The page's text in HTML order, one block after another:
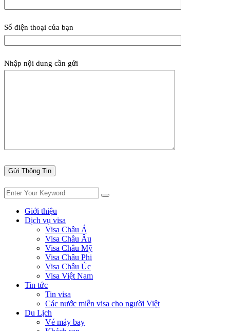
Số điện thoại của bạn
Nhập nội dung cần gửi
Giới thiệu
Dịch vụ visa
Visa Châu Á
Visa Châu Âu
Visa Châu Mỹ
Visa Châu Phi
Visa Châu Úc
Visa Việt Nam
Tin tức
Tin visa
Các nước miễn visa cho người Việt
Du Lịch
Vé máy bay